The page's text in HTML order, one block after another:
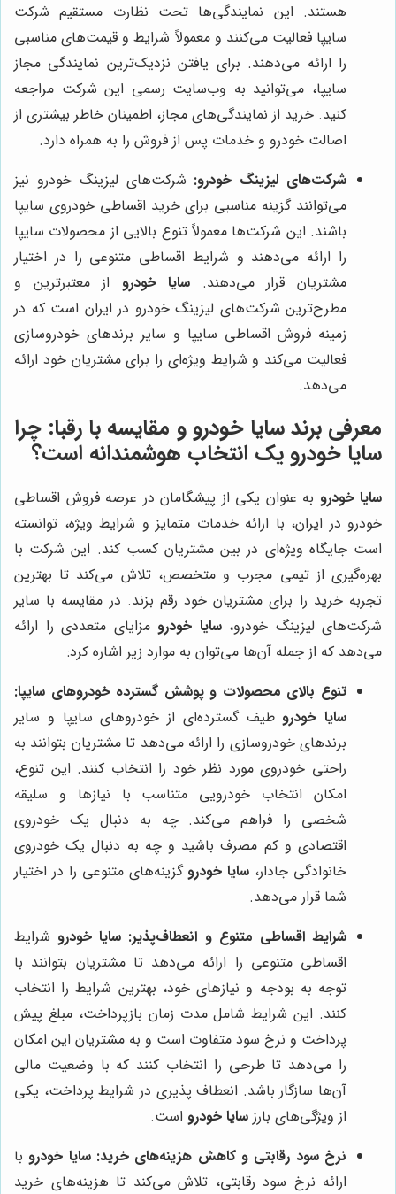
هستند. این نمایندگی‌ها تحت نظارت مستقیم شرکت
سایپا فعالیت می‌کنند و معمولاً شرایط و قیمت‌های مناسبی
را ارائه می‌دهند. برای یافتن نزدیک‌ترین نمایندگی مجاز
سایپا، می‌توانید به وب‌سایت رسمی این شرکت مراجعه
کنید. خرید از نمایندگی‌های مجاز، اطمینان خاطر بیشتری از
اصالت خودرو و خدمات پس از فروش را به همراه دارد.
شرکت‌های لیزینگ خودرو: شرکت‌های لیزینگ خودرو نیز
می‌توانند گزینه مناسبی برای خرید اقساطی خودروی سایپا
باشند. این شرکت‌ها معمولاً تنوع بالایی از محصولات سایپا
را ارائه می‌دهند و شرایط اقساطی متنوعی را در اختیار
مشتریان قرار می‌دهند. سایا خودرو از معتبرترین و
مطرح‌ترین شرکت‌های لیزینگ خودرو در ایران است که در
زمینه فروش اقساطی سایپا و سایر برندهای خودروسازی
فعالیت می‌کند و شرایط ویژه‌ای را برای مشتریان خود ارائه
می‌دهد.
معرفی برندسایا خودرو و مقایسه با رقبا: چرا
سایا خودرو یک انتخاب هوشمندانه است؟
سایا خودرو به عنوان یکی از پیشگامان در عرصه فروش اقساطی
خودرو در ایران، با ارائه خدمات متمایز و شرایط ویژه، توانسته
است جایگاه ویژه‌ای در بین مشتریان کسب کند. این شرکت با
بهره‌گیری از تیمی مجرب و متخصص، تلاش می‌کند تا بهترین
تجربه خرید را برای مشتریان خود رقم بزند. در مقایسه با سایر
شرکت‌های لیزینگ خودرو،سایا خودرو مزایای متعددی را ارائه
می‌دهد که از جمله آن‌ها می‌توان به موارد زیر اشاره کرد:
تنوع بالای محصولات و پوشش گسترده خودروهای سایپا:
سایا خودرو طیف گسترده‌ای از خودروهای سایپا و سایر
برندهای خودروسازی را ارائه می‌دهد تا مشتریان بتوانند به
راحتی خودروی مورد نظر خود را انتخاب کنند. این تنوع،
امکان انتخاب خودرویی متناسب با نیازها و سلیقه
شخصی را فراهم می‌کند. چه به دنبال یک خودروی
اقتصادی و کم مصرف باشید و چه به دنبال یک خودروی
خانوادگی جادار، سایا خودرو گزینه‌های متنوعی را در اختیار
شما قرار می‌دهد.
شرایط اقساطی متنوع و انعطاف‌پذیر: سایا خودرو شرایط
اقساطی متنوعی را ارائه می‌دهد تا مشتریان بتوانند با
توجه به بودجه و نیازهای خود، بهترین شرایط را انتخاب
کنند. این شرایط شامل مدت زمان بازپرداخت، مبلغ پیش
پرداخت و نرخ سود متفاوت است و به مشتریان این امکان
را می‌دهد تا طرحی را انتخاب کنند که با وضعیت مالی
آن‌ها سازگار باشد. انعطاف پذیری در شرایط پرداخت، یکی
از ویژگی‌های بارز سایا خودرو است.
نرخ سود رقابتی و کاهش هزینه‌های خرید: سایا خودرو با
ارائه نرخ سود رقابتی، تلاش می‌کند تا هزینه‌های خرید